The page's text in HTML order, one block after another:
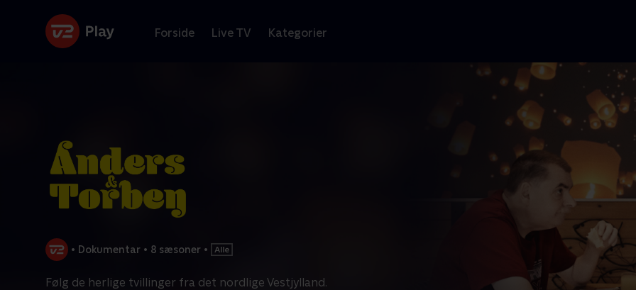
Forside Live TV Kategorier
• Dokumentar • 8 sæsoner •
Følg de herlige tvillinger fra det nordlige Vestjylland.